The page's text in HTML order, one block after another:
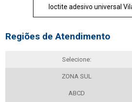
loctite adesivo universal
Regiões de Atendimento
Selecione:
ZONA SUL
ABCD